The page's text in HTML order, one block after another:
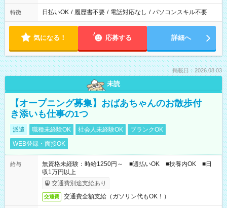
特徴 日払いOK / 履歴書不要 / 電話対応なし / パソコンスキル不要
気になる！ 応募する 詳細へ
掲載日：2026.08.03
未読
【オープニング募集】おばあちゃんのお散歩付
き添いも仕事の1つ
派遣 職種未経験OK 社会人未経験OK
ブランクOK
WEB登録・面接OK
給与
無資格未経験：時給1250円～ ■週払いOK ■扶養内OK ■日
収1万円以上
交通費別途支給あり
交通費 交通費全額支給（ガソリン代もOK！）